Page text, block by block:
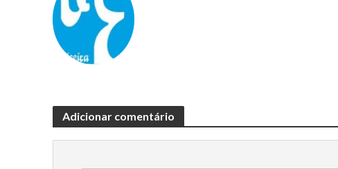
Adicionar comentário